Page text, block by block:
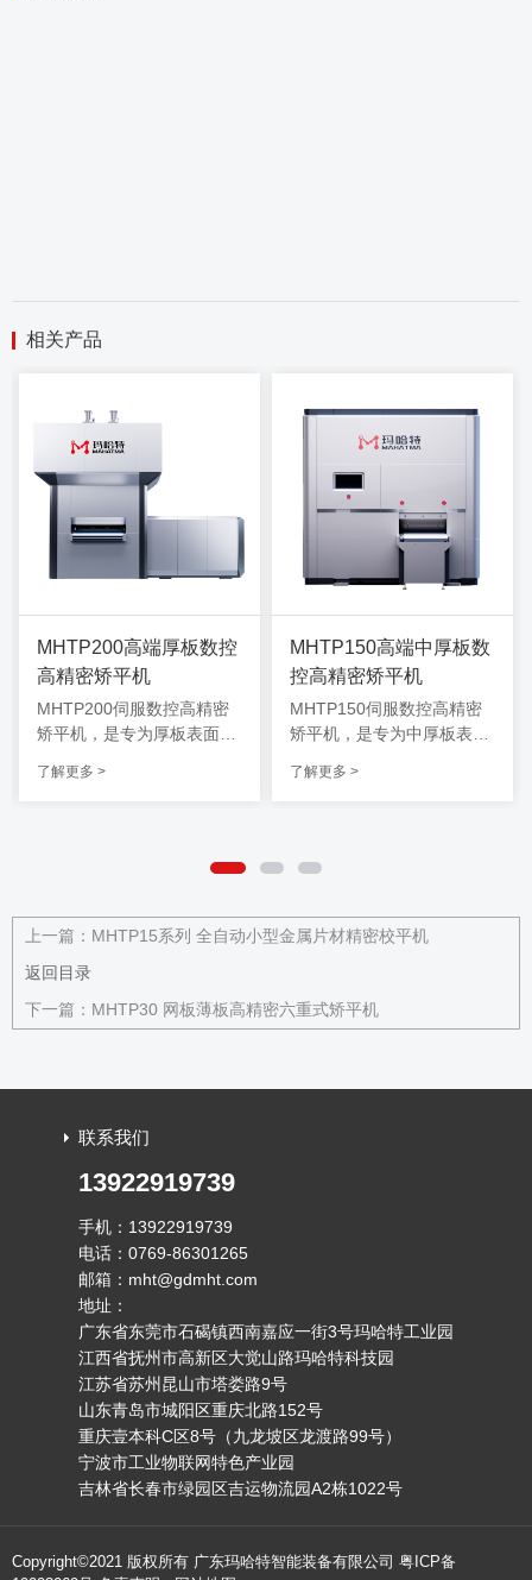
相关产品
MHTP200高端厚板数控
高精密矫平机
MHTP200伺服数控高精密
矫平机，是专为厚板表面高
平机，该机型可兼顾8.0-30.
度水平，能适应制造业各类
清洁维护。
了解更多 >
MHTP150高端中厚板数
控高精密矫平机
MHTP150伺服数控高精密
矫平机，是专为中厚板表面
校平机，该机型可兼顾6.0-2
度水平，能适应制造业各类
清洁维护。
了解更多 >
上一篇： MHTP15系列 全自动小型金属片材精密校平机
返回目录
下一篇： MHTP30 网板薄板高精密六重式矫平机
联系我们
13922919739
手机：13922919739
电话：0769-86301265
邮箱：mht@gdmht.com
地址：
广东省东莞市石碣镇西南嘉应一街3号玛哈特工业园
江西省抚州市高新区大觉山路玛哈特科技园
江苏省苏州昆山市塔娄路9号
山东青岛市城阳区重庆北路152号
重庆壹本科C区8号（九龙坡区龙渡路99号）
宁波市工业物联网特色产业园
吉林省长春市绿园区吉运物流园A2栋1022号
Copyright©2021 版权所有 广东玛哈特智能装备有限公司 粤ICP备